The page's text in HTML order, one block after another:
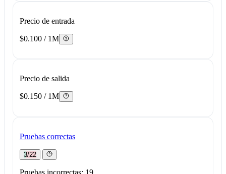
Precio de entrada
$0.100 / 1M
Precio de salida
$0.150 / 1M
Pruebas correctas
3/22
Pruebas incorrectas: 19